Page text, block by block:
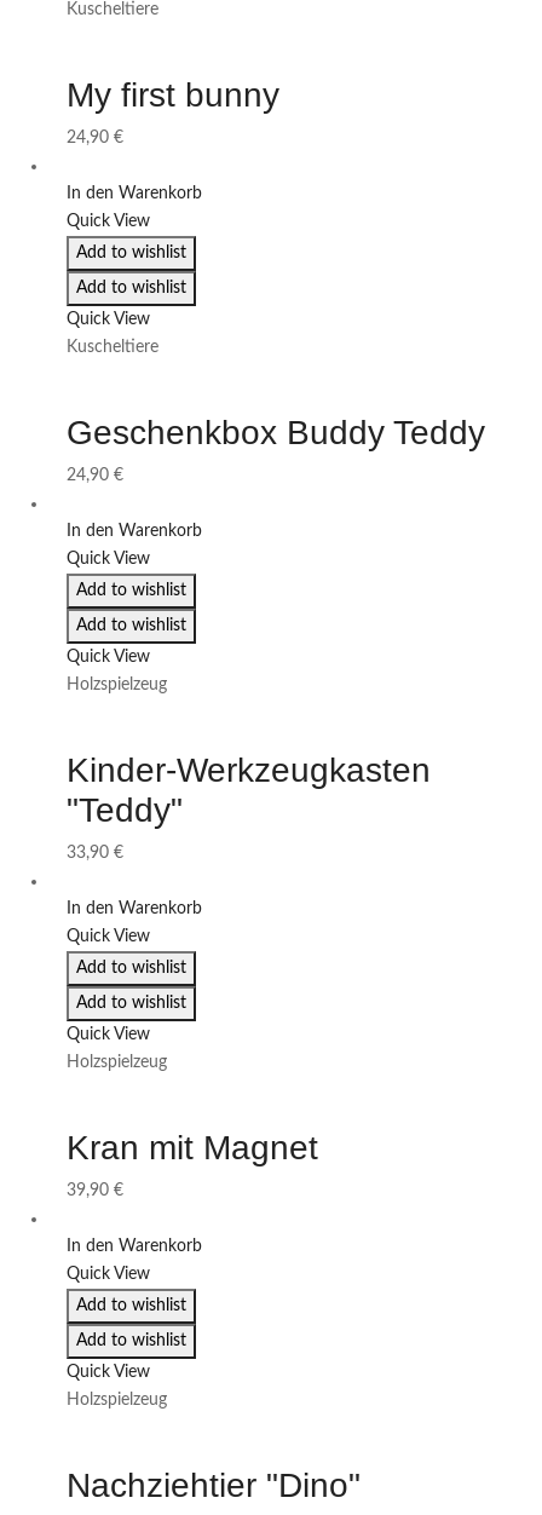
Kuscheltiere
My first bunny
24,90 €
In den Warenkorb
Quick View
Add to wishlist
Add to wishlist
Quick View
Kuscheltiere
Geschenkbox Buddy Teddy
24,90 €
In den Warenkorb
Quick View
Add to wishlist
Add to wishlist
Quick View
Holzspielzeug
Kinder-Werkzeugkasten
"Teddy"
33,90 €
In den Warenkorb
Quick View
Add to wishlist
Add to wishlist
Quick View
Holzspielzeug
Kran mit Magnet
39,90 €
In den Warenkorb
Quick View
Add to wishlist
Add to wishlist
Quick View
Holzspielzeug
Nachziehtier "Dino"